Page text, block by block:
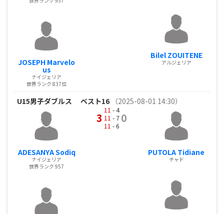
JOSEPH Marvelo
us
ナイジェリア
世界ランク 837位
Bilel ZOUITENE
アルジェリア
U15男子ダブルス ベスト16 （2025-08-01 14:30）
ADESANYA Sodiq
ナイジェリア
世界ランク 957
3
11 - 4
11 - 7
11 - 6
0
PUTOLA Tidiane
チャド